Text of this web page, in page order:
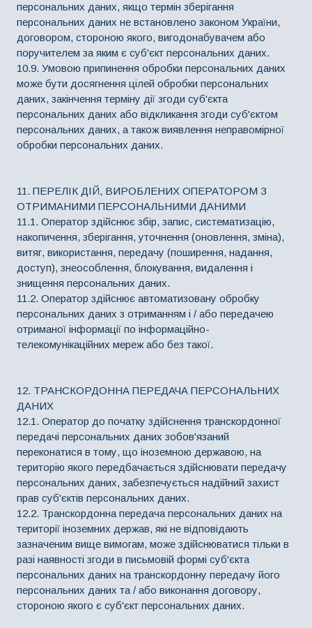
персональних даних, якщо термін зберігання
персональних даних не встановлено законом України,
договором, стороною якого, вигодонабувачем або
поручителем за яким є суб'єкт персональних даних.
10.9. Умовою припинення обробки персональних даних
може бути досягнення цілей обробки персональних
даних, закінчення терміну дії згоди суб'єкта
персональних даних або відкликання згоди суб'єктом
персональних даних, а також виявлення неправомірної
обробки персональних даних.
11. ПЕРЕЛІК ДІЙ, ВИРОБЛЕНИХ ОПЕРАТОРОМ З
ОТРИМАНИМИ ПЕРСОНАЛЬНИМИ ДАНИМИ
11.1. Оператор здійснює збір, запис, систематизацію,
накопичення, зберігання, уточнення (оновлення, зміна),
витяг, використання, передачу (поширення, надання,
доступ), знеособлення, блокування, видалення і
знищення персональних даних.
11.2. Оператор здійснює автоматизовану обробку
персональних даних з отриманням і / або передачею
отриманої інформації по інформаційно-
телекомунікаційних мереж або без такої.
12. ТРАНСКОРДОННА ПЕРЕДАЧА ПЕРСОНАЛЬНИХ
ДАНИХ
12.1. Оператор до початку здійснення транскордонної
передачі персональних даних зобов'язаний
переконатися в тому, що іноземною державою, на
територію якого передбачається здійснювати передачу
персональних даних, забезпечується надійний захист
прав суб'єктів персональних даних.
12.2. Транскордонна передача персональних даних на
території іноземних держав, які не відповідають
зазначеним вище вимогам, може здійснюватися тільки в
разі наявності згоди в письмовій формі суб'єкта
персональних даних на транскордонну передачу його
персональних даних та / або виконання договору,
стороною якого є суб'єкт персональних даних.